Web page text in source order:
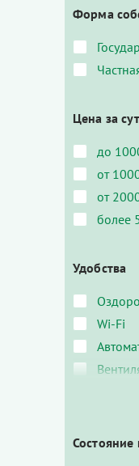
Форма
Цена за
до
от
от
более
Удобства
Wi-Fi
Состояние